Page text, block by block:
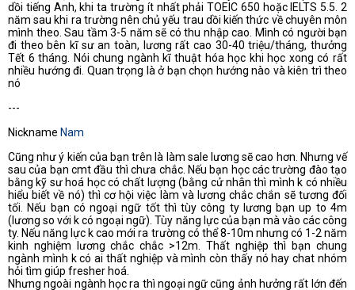
dồi tiếng Anh, khi ta trường ít nhất phải TOEIC 650 hoặc IELTS 5.5. 2
năm sau khi ra trường nên chủ yếu trau dồi kiến thức về chuyên môn
mình theo. Sau tầm 3-5 năm sẽ có thu nhập cao. Mình có người bạn
đi theo bên kĩ sư an toàn, lương rất cao 30-40 triệu/tháng, thưởng
Tết 6 tháng. Nói chung ngành kĩ thuật hóa học khi học xong có rất
nhiều hướng đi. Quan trọng là ở bạn chọn hướng nào và kiên trì theo
nó
---
Nickname Nam
Cũng như ý kiến của bạn trên là làm sale lương sẽ cao hơn. Nhưng vế
sau của bạn cmt đầu thì chưa chắc. Nếu bạn học các trường đào tạo
bằng kỹ sư hoá học có chất lượng (bằng cử nhân thì mình k có nhiều
hiểu biết về nó) thì cơ hội việc làm và lương chắc chắn sẽ tương đối
tối. Nếu bạn có ngoại ngữ tốt thì tùy công ty lương bạn up to 4m
(lương so với k có ngoại ngữ). Tùy năng lực của bạn mà vào các công
ty. Nếu năng lực k cao mới ra trường có thể 8-10m nhưng có 1-2 năm
kinh nghiệm lương chắc chắc >12m. Thất nghiệp thì bạn chung
ngành mình k có ai thất nghiệp và mình còn thấy nó hay chat nhóm
hỏi tìm giúp fresher hoá.
Nhưng ngoài ngành học ra thì ngoại ngữ cũng ảnh hưởng rất lớn đến